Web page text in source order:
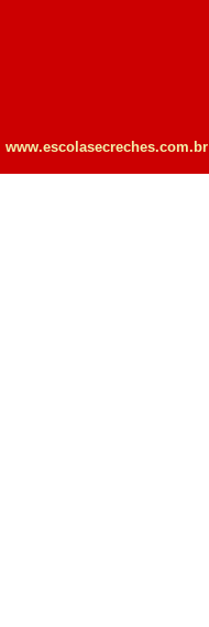
www.escolasecreches.com.br